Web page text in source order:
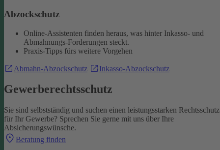
Abzockschutz
Online-Assistenten finden heraus, was hinter Inkasso- und
Abmahnungs-Forderungen steckt.
Praxis-Tipps fürs weitere Vorgehen
Abmahn-Abzockschutz Inkasso-Abzockschutz
Gewerberechtsschutz
Sie sind selbstständig und suchen einen leistungsstarken Rechtsschutz
für Ihr Gewerbe? Sprechen Sie gerne mit uns über Ihre
Absicherungswünsche.
Beratung finden